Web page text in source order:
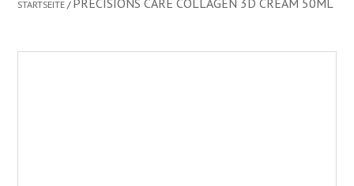
STARTSEITE PRECISIONS CARE COLLAGEN 3D CREAM 50ML